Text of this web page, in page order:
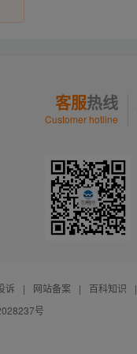
客服热线
Customer hotline
诉 | 网站备案 | 百科知识 |
号